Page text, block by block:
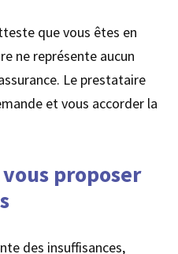
que vous êtes en
ne représente aucun
Le prestataire
et vous accorder la
vous proposer
des insuffisances,